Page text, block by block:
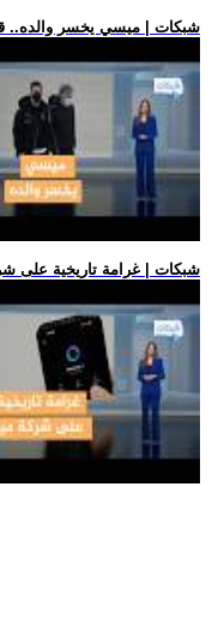
.. شبكات | ميسي يخسر والده..
.. شبكات | غرامة تاريخية على